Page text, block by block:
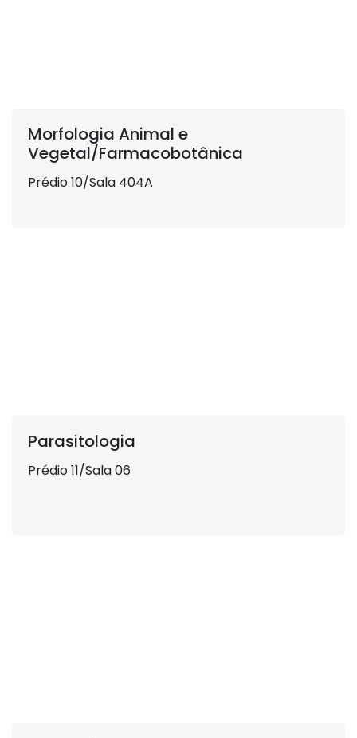
Morfologia Animal e
Vegetal/Farmacobotânica
Prédio 10/Sala 404A
Parasitologia
Prédio 11/Sala 06